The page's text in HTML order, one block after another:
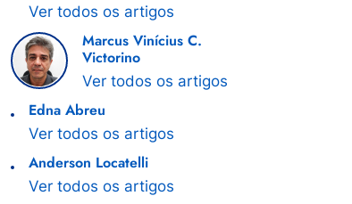
Ver todos os artigos
Marcus Vinícius C.
Victorino
Ver todos os artigos
Edna Abreu
Ver todos os artigos
Anderson Locatelli
Ver todos os artigos